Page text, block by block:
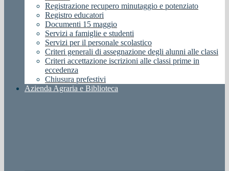
Registrazione recupero minutaggio e potenziato
Registro educatori
Documenti 15 maggio
Servizi a famiglie e studenti
Servizi per il personale scolastico
Criteri generali di assegnazione degli alunni alle classi
Criteri accettazione iscrizioni alle classi prime in
eccedenza
Chiusura prefestivi
Azienda Agraria e Biblioteca